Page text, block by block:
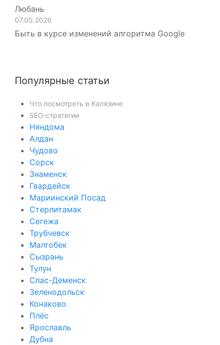
Любань
07.05.2026
Быть в курсе изменений алгоритма Google
Популярные статьи
Что посмотреть в Калязине
SEO‑стратегии
Няндома
Алдан
Чудово
Сорск
Знаменск
Гвардейск
Мариинский Посад
Стерлитамак
Сегежа
Трубчевск
Малгобек
Сызрань
Тулун
Спас-Деменск
Зеленодольск
Конаково
Плёс
Ярославль
Дубна